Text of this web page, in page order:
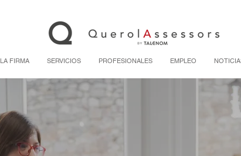
LA FIRMA SERVICIOS PROFESIONALES EMPLEO